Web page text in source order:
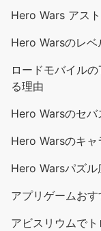
Hero Wars アス
Hero Warsのレ
ロードモバイル
る理由
Hero Warsのセ
Hero Warsのキ
Hero Warsパズ
アプリゲームお
アビスリウムで